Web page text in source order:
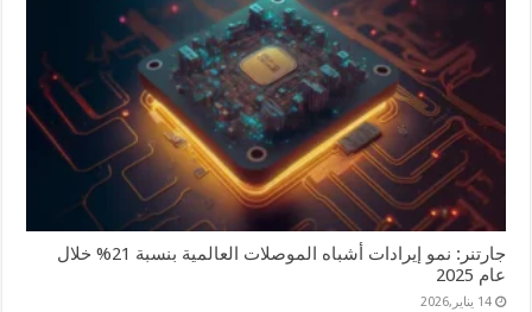
جارتنر: نمو إيرادات أشباه الموصلات العالمية بنسبة 21% خلال
عام 2025
14 يناير,2026